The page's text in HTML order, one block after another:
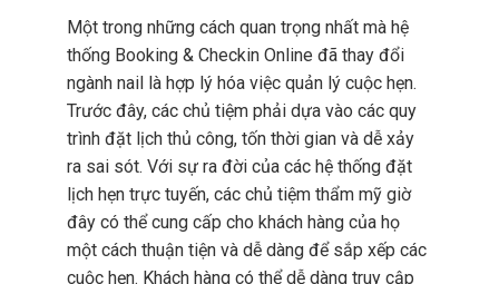
Một trong những cách quan trọng nhất mà hệ
thống Booking & Checkin Online đã thay đổi
ngành nail là hợp lý hóa việc quản lý cuộc hẹn.
Trước đây, các chủ tiệm phải dựa vào các quy
trình đặt lịch thủ công, tốn thời gian và dễ xảy
ra sai sót. Với sự ra đời của các hệ thống đặt
lịch hẹn trực tuyến, các chủ tiệm thẩm mỹ giờ
đây có thể cung cấp cho khách hàng của họ
một cách thuận tiện và dễ dàng để sắp xếp các
cuộc hẹn. Khách hàng có thể dễ dàng truy cập